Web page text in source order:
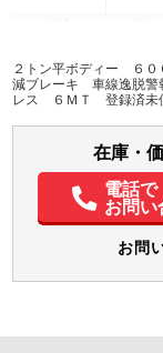
愛知県
パワステ パ
電動格納ミラー
ETC
メンテナンスノート（保証
２トン平ボディー ６
減ブレーキ 車線逸脱
レス ６ＭＴ 登録済未
在庫・
電話で
お問い
お問